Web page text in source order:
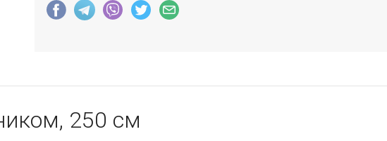
250 см